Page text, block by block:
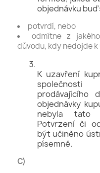
objednávku buď:
potvrdí, nebo
odmítne z
důvodu, kdy nedojde
K uzavření
prodávajícího
objednávky
nebyla tato
Potvrzení či
být učiněno
písemně.
C)